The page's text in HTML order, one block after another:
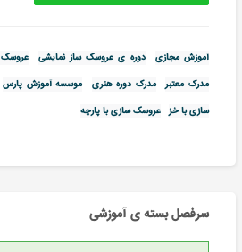
آموزش مجازی دوره ی عروسک ساز نمایشی عروسک
مدرک معتبر
مدرک دوره هنری موسسه آموزش پارس
سازی با خز عروسک سازی با پارچه
سرفصل بسته ی آموزشی